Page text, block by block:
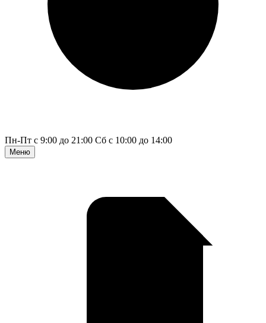
Пн-Пт с 9:00 до 21:00 Сб с 10:00 до 14:00
Меню